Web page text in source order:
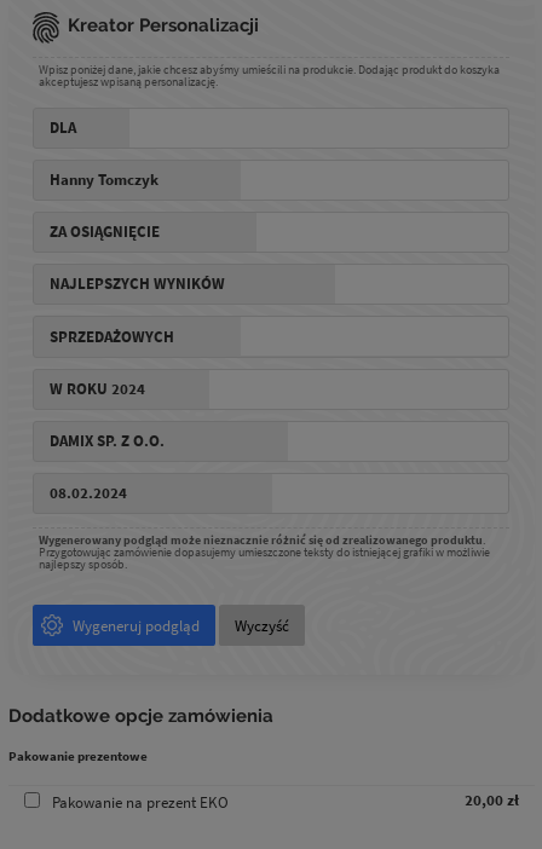
Kreator Personalizacji
Wpisz poniżej dane, jakie chcesz abyśmy umieścili na produkcie. Dodając produkt do koszyka
akceptujesz wpisaną personalizację.
Wygenerowany podgląd może nieznacznie różnić się od zrealizowanego produktu.
Przygotowując zamówienie dopasujemy umieszczone teksty do istniejącej grafiki w możliwie
najlepszy sposób.
Wygeneruj podgląd Wyczyść
Dodatkowe opcje zamówienia
Pakowanie prezentowe
20,00 zł
Pakowanie na prezent EKO